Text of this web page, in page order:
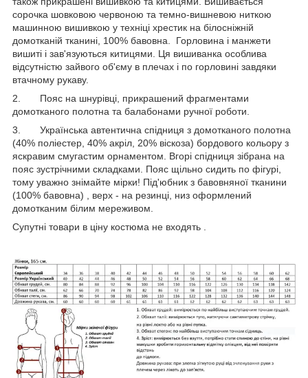
сорочка шовковою червоною та темно-вишневою ниткою
машинною вишивкою у техніці хрестик на білосніжній
домотканій тканині, 100% бавовна. Горловина і манжети
вишиті і зав'язуються китицями. Ця вишиванка особлива
відсутністю зайвого об'єму в плечах і по горловині завдяки
втачному рукаву.
2. Пояс на шнурівці, прикрашений фрагментами
домотканого полотна та балабонами ручної роботи.
3. Українська автентична спідниця з домотканого полотна
(40% поліестер, 40% акріл, 20% віскоза) бордового кольору з
яскравим смугастим орнаментом. Вгорі спідниця зібрана на
пояс зустрічними складками. Пояс щільно сидить по фігурі,
тому уважно знімайте мірки! Під'юбник з бавовняної тканини
(100% бавовна) , верх - на резинці, низ оформлений
домотканим білим мереживом.
Супутні товари в ціну костюма не входять .